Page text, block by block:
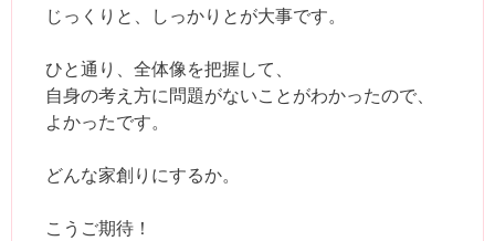
じっくりと、しっかりとが大事です。
ひと通り、全体像を把握して、
自身の考え方に問題がないことがわかったので、
よかったです。
どんな家創りにするか。
こうご期待！